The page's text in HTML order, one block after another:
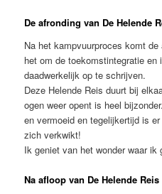
De afronding van De Helende
Na het kampvuurproces komt
het om de toekomstintegratie
daadwerkelijk op te schrijven.
Deze Helende Reis duurt bij
ogen weer opent is heel
en vermoeid en tegelijkertijd is
zich verkwikt!
Ik geniet van het wonder waar ik
Na afloop van De Helende Reis